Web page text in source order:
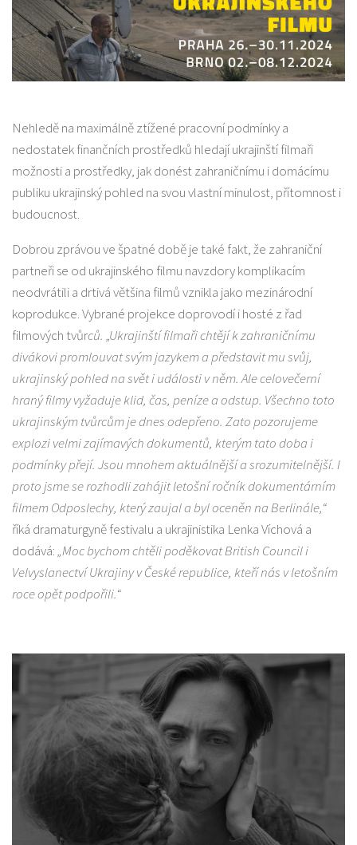
Nehledě na maximálně ztížené pracovní podmínky a
nedostatek finančních prostředků hledají ukrajinští filmaři
možnosti a prostředky, jak donést zahraničnímu i domácímu
publiku ukrajinský pohled na svou vlastní minulost, přítomnost i
budoucnost.
Dobrou zprávou ve špatné době je také fakt, že zahraniční
partneři se od ukrajinského filmu navzdory komplikacím
neodvrátili a drtivá většina filmů vznikla jako mezinárodní
koprodukce. Vybrané projekce doprovodí i hosté z řad
filmových tvůrců. „Ukrajinští filmaři chtějí k zahraničnímu
divákovi promlouvat svým jazykem a představit mu svůj,
ukrajinský pohled na svět i události v něm. Ale celovečerní
hraný filmy vyžaduje klid, čas, peníze a odstup. Všechno toto
ukrajinským tvůrcům je dnes odepřeno. Zato pozorujeme
explozi velmi zajímavých dokumentů, kterým tato doba i
podmínky přejí. Jsou mnohem aktuálnější a srozumitelnější. I
proto jsme se rozhodli zahájit letošní ročník dokumentárním
filmem Odposlechy, který zaujal a byl oceněn na Berlinále,“
říká dramaturgyně festivalu a ukrajinistika Lenka Víchová a
dodává:„Moc bychom chtěli poděkovat British Council i
Velvyslanectví Ukrajiny v České republice, kteří nás v letošním
roce opět podpořili.“